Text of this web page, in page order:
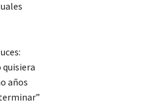
años